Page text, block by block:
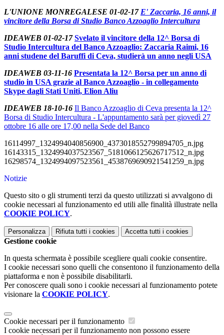
L'UNIONE MONREGALESE 01-02-17 E' Zaccaria, 16 anni, il
vincitore della Borsa di Studio Banco Azzoaglio Intercultura
IDEAWEB 01-02-17 Svelato il vincitore della 12^ Borsa di
Studio Intercultura del Banco Azzoaglio: Zaccaria Raimi, 16
anni studene del Baruffi di Ceva, studierà un anno negli USA
IDEAWEB 03-11-16 Presentata la 12^ Borsa per un anno di
studio in USA grazie al Banco Azzoaglio - in collegamento
Skype dagli Stati Uniti, Elion Aliu
IDEAWEB 18-10-16 Il Banco Azzoaglio di Ceva presenta la 12^
Borsa di Studio Intercultura - L'appuntamento sarà per giovedì 27
ottobre 16 alle ore 17,00 nella Sede del Banco
16114997_1324994040856900_4373018552799894705_n.jpg
16143315_1324994037523567_5181066125626717512_n.jpg
16298574_1324994097523561_4538769690921541259_n.jpg
Notizie
Questo sito o gli strumenti terzi da questo utilizzati si avvalgono di
cookie necessari al funzionamento ed utili alle finalità illustrate nella
COOKIE POLICY.
Personalizza Rifiuta tutti i cookies Accetta tutti i cookies
Gestione cookie
In questa schermata è possibile scegliere quali cookie consentire.
I cookie necessari sono quelli che consentono il funzionamento della
piattaforma e non è possibile disabilitarli.
Per conoscere quali sono i cookie necessari al funzionamento potete
visionare la COOKIE POLICY.
Cookie necessari per il funzionamento
I cookie necessari per il funzionamento non possono essere